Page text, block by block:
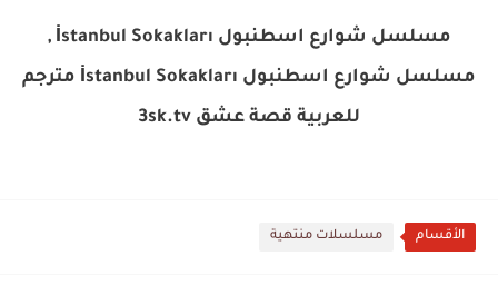
مسلسل شوارع اسطنبول İstanbul Sokakları ,
مسلسل شوارع اسطنبول İstanbul Sokakları مترجم
للعربية قصة عشق 3sk.tv
الأقسام مسلسلات منتهية